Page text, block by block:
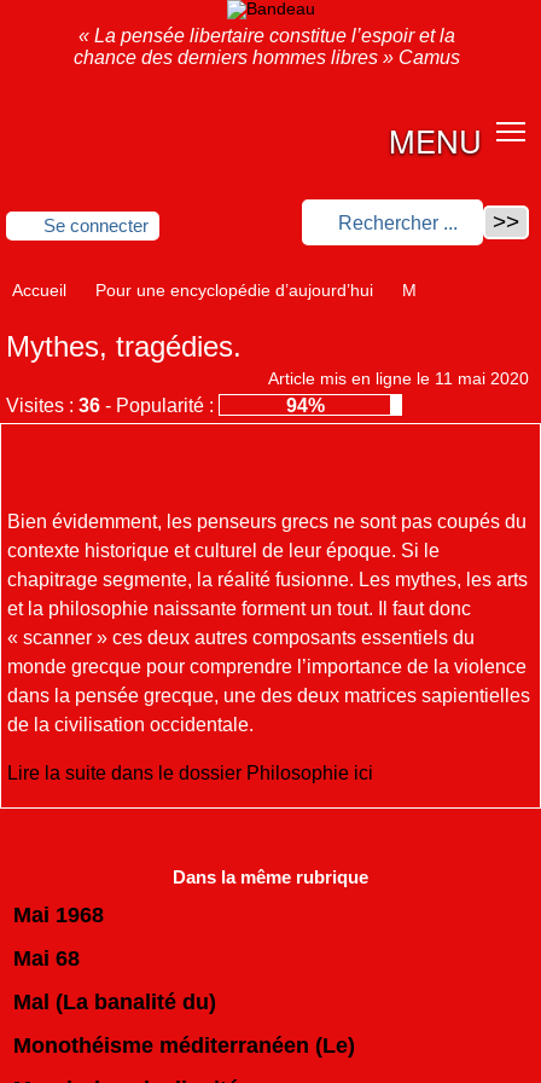
« La pensée libertaire constitue l’espoir et la
chance des derniers hommes libres » Camus
MENU
Se connecter
Accueil Pour une encyclopédie d’aujourd’hui M
Mythes, tragédies.
Article mis en ligne le 11 mai 2020
Visites : 36 - Popularité : 94%
Bien évidemment, les penseurs grecs ne sont pas coupés du
contexte historique et culturel de leur époque. Si le
chapitrage segmente, la réalité fusionne. Les mythes, les arts
et la philosophie naissante forment un tout. Il faut donc
« scanner » ces deux autres composants essentiels du
monde grecque pour comprendre l’importance de la violence
dans la pensée grecque, une des deux matrices sapientielles
de la civilisation occidentale.
Lire la suite dans le dossier Philosophie ici
Dans la même rubrique
Mai 1968
Mai 68
Mal (La banalité du)
Monothéisme méditerranéen (Le)